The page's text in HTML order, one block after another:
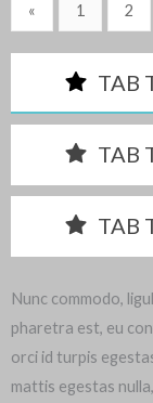
« 1 2
TAB
TAB
TAB
Nunc commodo,
pharetra est, eu
orci id turpis
mattis egestas